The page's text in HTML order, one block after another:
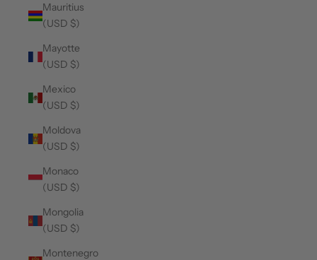
Mauritius
(USD $)
Mayotte
(USD $)
Mexico
(USD $)
Moldova
(USD $)
Monaco
(USD $)
Mongolia
(USD $)
Montenegro